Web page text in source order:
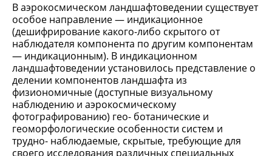
В аэрокосмическом ландшафтоведении существует
особое направление — индикационное
(дешифрирование какого-либо скрытого от
наблюдателя компонента по другим компонентам
— индикационным). В индикационном
ландшафтоведении установилось представление о
делении компонентов ландшафта из
физиономичные (доступные визуальному
наблюдению и аэрокосмическому
фотографированию) гео- ботанические и
геоморфологические особенности систем и
трудно- наблюдаемые, скрытые, требующие для
своего исследования различных специальных